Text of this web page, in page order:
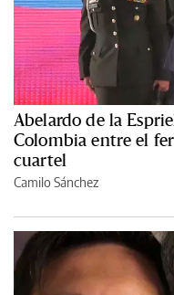
Abelardo de la
Colombia entre el
cuartel
Camilo Sánchez